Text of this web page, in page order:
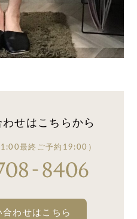
せはこちらから
最終ご予約19:00）
わせはこちら